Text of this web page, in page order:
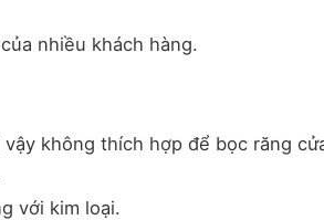
nhiều khách hàng.
không thích hợp để bọc răng
với kim loại.